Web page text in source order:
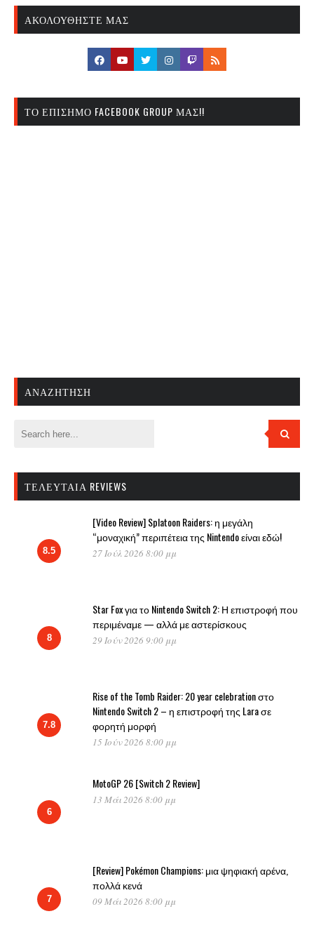
ΑΚΟΛΟΥΘΉΣΤΕ ΜΑΣ
ΤΟ ΕΠΊΣΗΜΟ FACEBOOK GROUP ΜΑΣ!!
ΑΝΑΖΉΤΗΣΗ
ΤΕΛΕΥΤΑΊΑ REVIEWS
8.5
[Video Review] Splatoon Raiders: η μεγάλη
“μοναχική” περιπέτεια της Nintendo είναι εδώ!
27 Ιούλ 2026 8:00 μμ
8
Star Fox για το Nintendo Switch 2: Η επιστροφή που
περιμέναμε — αλλά με αστερίσκους
29 Ιούν 2026 9:00 μμ
7.8
Rise of the Tomb Raider: 20 year celebration στο
Nintendo Switch 2 – η επιστροφή της Lara σε
φορητή μορφή
15 Ιούν 2026 8:00 μμ
6
MotoGP 26 [Switch 2 Review]
13 Μάι 2026 8:00 μμ
7
[Review] Pokémon Champions: μια ψηφιακή αρένα,
πολλά κενά
09 Μάι 2026 8:00 μμ